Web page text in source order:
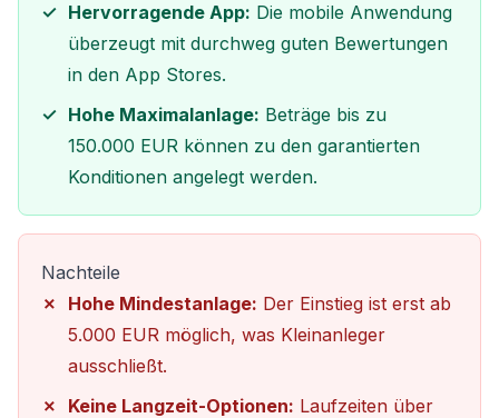
Hervorragende App: Die mobile Anwendung
überzeugt mit durchweg guten Bewertungen
in den App Stores.
Hohe Maximalanlage: Beträge bis zu
150.000 EUR können zu den garantierten
Konditionen angelegt werden.
Nachteile
Hohe Mindestanlage: Der Einstieg ist erst ab
5.000 EUR möglich, was Kleinanleger
ausschließt.
Keine Langzeit-Optionen: Laufzeiten über